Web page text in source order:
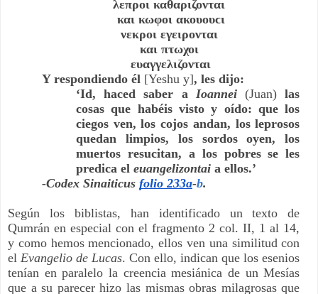
λεπροι καθαριζονται
και κωφοι ακουουϲι
νεκροι εγειρονται
και πτωχοι
ευαγγελιζονται
Y respondiendo él [Yeshu y], les dijo:
‘Id, haced saber a Ioannei (Juan) las
cosas que habéis visto y oído: que los
ciegos ven, los cojos andan, los leprosos
quedan limpios, los sordos oyen, los
muertos resucitan, a los pobres se les
predica el euangelizontai a ellos.’
-Codex Sinaiticus folio 233a-b.
Según los biblistas, han identificado un texto de
Qumrán en especial con el fragmento 2 col. II, 1 al 14,
y como hemos mencionado, ellos ven una similitud con
el Evangelio de Lucas. Con ello, indican que los esenios
tenían en paralelo la creencia mesiánica de un Mesías